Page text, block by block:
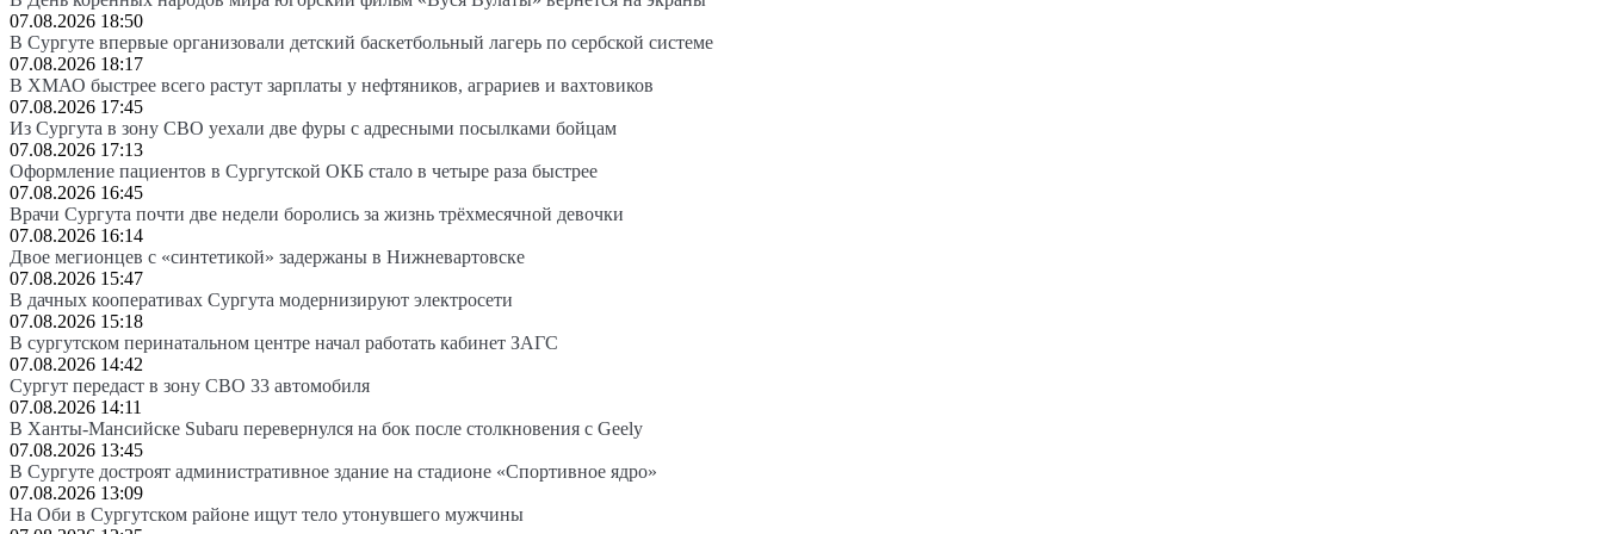
07.08.2026 18:50
В Сургуте впервые организовали детский баскетбольный лагерь по сербской системе
07.08.2026 18:17
В ХМАО быстрее всего растут зарплаты у нефтяников, аграриев и вахтовиков
07.08.2026 17:45
Из Сургута в зону СВО уехали две фуры с адресными посылками бойцам
07.08.2026 17:13
Оформление пациентов в Сургутской ОКБ стало в четыре раза быстрее
07.08.2026 16:45
Врачи Сургута почти две недели боролись за жизнь трёхмесячной девочки
07.08.2026 16:14
Двое мегионцев с «синтетикой» задержаны в Нижневартовске
07.08.2026 15:47
В дачных кооперативах Сургута модернизируют электросети
07.08.2026 15:18
В сургутском перинатальном центре начал работать кабинет ЗАГС
07.08.2026 14:42
Сургут передаст в зону СВО 33 автомобиля
07.08.2026 14:11
В Ханты-Мансийске Subaru перевернулся на бок после столкновения с Geely
07.08.2026 13:45
В Сургуте достроят административное здание на стадионе «Спортивное ядро»
07.08.2026 13:09
На Оби в Сургутском районе ищут тело утонувшего мужчины